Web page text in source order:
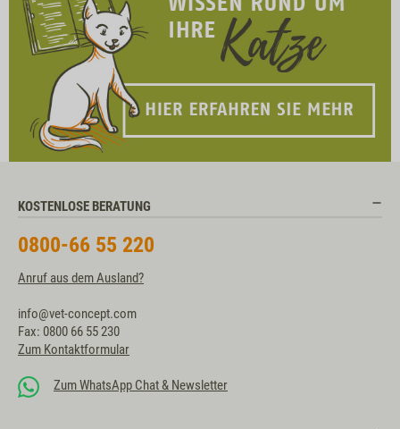
KOSTENLOSE BERATUNG
0800-66 55 220
Anruf aus dem Ausland?
info@vet-concept.com
Fax: 0800 66 55 230
Zum Kontaktformular
Zum WhatsApp Chat & Newsletter